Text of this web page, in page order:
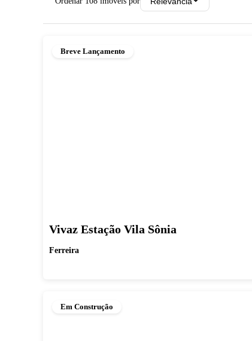
Breve Lançamento
Vivaz Estação Vila Sônia
Ferreira
Em Construção